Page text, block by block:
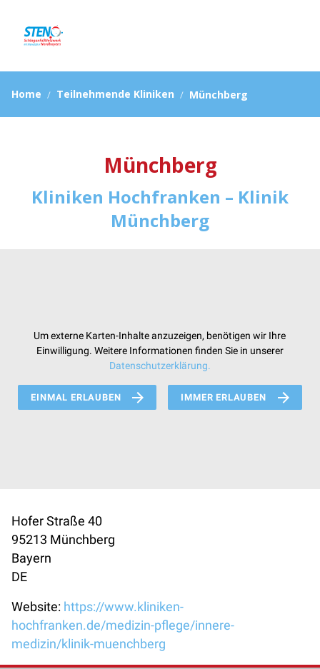
Home Teilnehmende Kliniken Münchberg
Münchberg
Kliniken Hochfranken – Klinik
Münchberg
Um externe Karten-Inhalte anzuzeigen, benötigen wir Ihre
Einwilligung. Weitere Informationen finden Sie in unserer
Datenschutzerklärung.
EINMAL ERLAUBEN IMMER ERLAUBEN
Hofer Straße 40
95213 Münchberg
Bayern
DE
Website: https://www.kliniken-
hochfranken.de/medizin-pflege/innere-
medizin/klinik-muenchberg